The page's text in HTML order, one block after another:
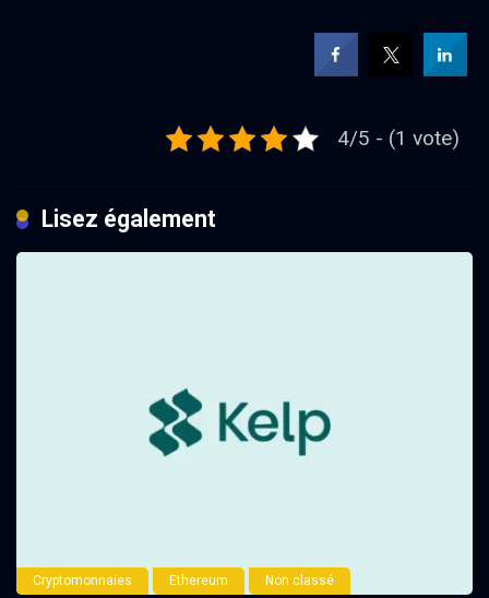
4/5 - (1 vote)
Lisez également
Cryptomonnaies Ethereum Non classé